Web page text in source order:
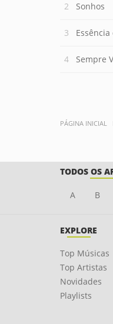
Sonhos
Sempre
PÁGINA INICIAL
TODOS OS
A B
EXPLORE
Top Músicas
Top Artistas
Novidades
Playlists